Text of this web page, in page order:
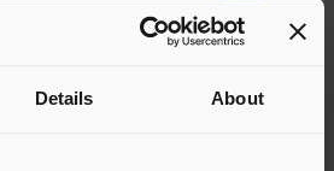
Details About